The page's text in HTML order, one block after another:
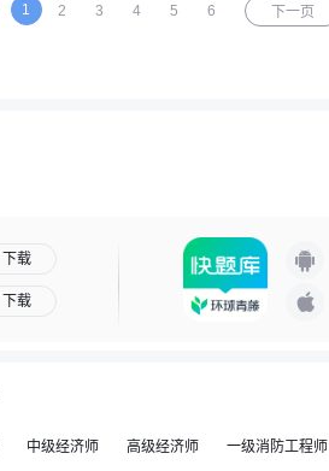
1 2 3 4 5 6 下一页
下载
下载
中级经济师 高级经济师 一级消防工程师